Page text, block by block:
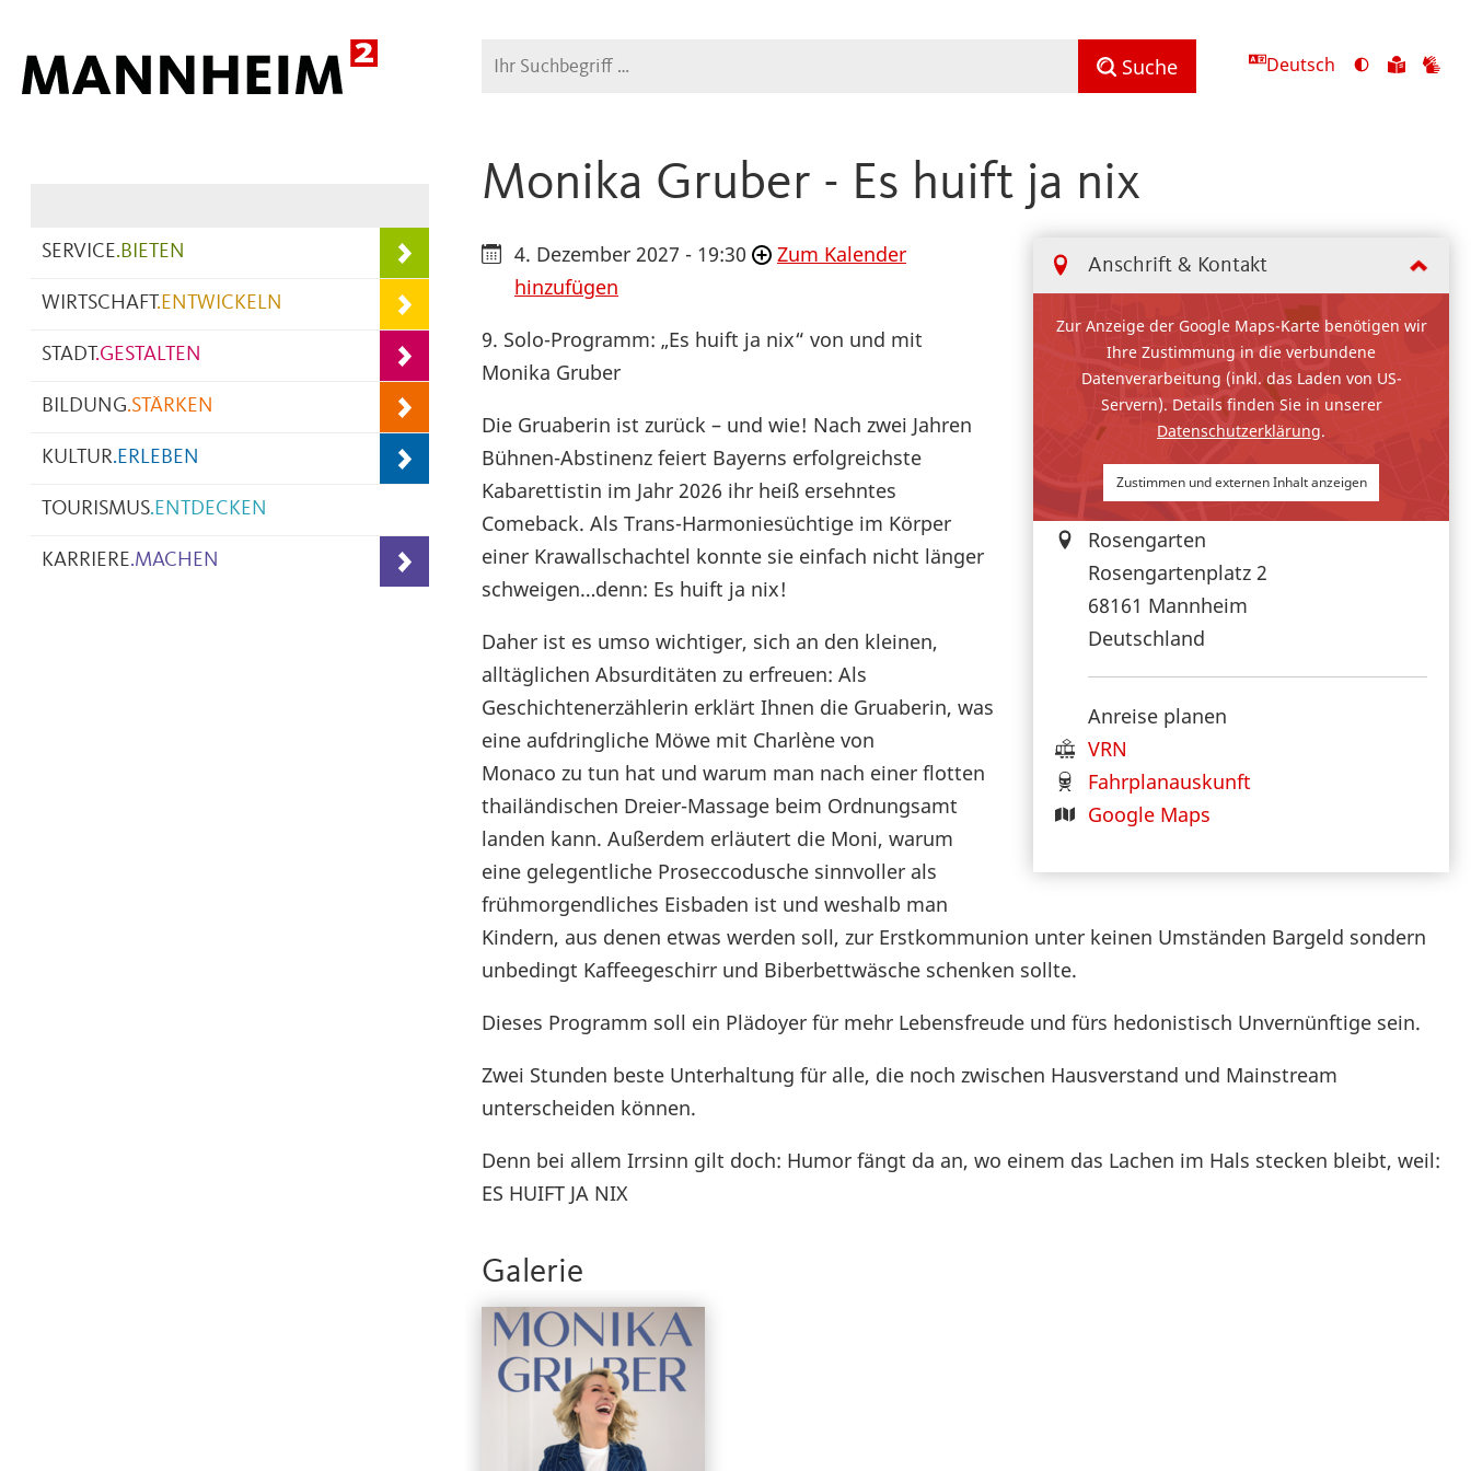
Suche Suche Deutsch
Ansicht
Zu
SERVICE.BIETEN
WIRTSCHAFT.ENTWICKELN
STADT.GESTALTEN
BILDUNG.STÄRKEN
KULTUR.ERLEBEN
TOURISMUS.ENTDECKEN
KARRIERE.MACHEN
Monika Gruber - Es huift ja nix
Anschrift & Kontakt
Zur Anzeige der Google Maps-Karte benötigen wir
Ihre Zustimmung in die verbundene
Datenverarbeitung (inkl. das Laden von US-
Servern). Details finden Sie in unserer
Datenschutzerklärung.
Zustimmen und externen Inhalt anzeigen
Rosengarten
Rosengartenplatz 2
68161 Mannheim
Deutschland
Anreise planen
VRN
Fahrplanauskunft
Google Maps
4. Dezember 2027 - 19:30
Zum Kalender
hinzufügen
9. Solo-Programm: „Es huift ja nix“ von und mit
Monika Gruber
Die Gruaberin ist zurück – und wie! Nach zwei Jahren
Bühnen-Abstinenz feiert Bayerns erfolgreichste
Kabarettistin im Jahr 2026 ihr heiß ersehntes
Comeback. Als Trans-Harmoniesüchtige im Körper
einer Krawallschachtel konnte sie einfach nicht länger
schweigen…denn: Es huift ja nix!
Daher ist es umso wichtiger, sich an den kleinen,
alltäglichen Absurditäten zu erfreuen: Als
Geschichtenerzählerin erklärt Ihnen die Gruaberin, was
eine aufdringliche Möwe mit Charlène von
Monaco zu tun hat und warum man nach einer flotten
thailändischen Dreier-Massage beim Ordnungsamt
landen kann. Außerdem erläutert die Moni, warum
eine gelegentliche Proseccodusche sinnvoller als
frühmorgendliches Eisbaden ist und weshalb man
Kindern, aus denen etwas werden soll, zur Erstkommunion unter keinen Umständen Bargeld sondern
unbedingt Kaffeegeschirr und Biberbettwäsche schenken sollte.
Dieses Programm soll ein Plädoyer für mehr Lebensfreude und fürs hedonistisch Unvernünftige sein.
Zwei Stunden beste Unterhaltung für alle, die noch zwischen Hausverstand und Mainstream
unterscheiden können.
Denn bei allem Irrsinn gilt doch: Humor fängt da an, wo einem das Lachen im Hals stecken bleibt, weil:
ES HUIFT JA NIX
Galerie